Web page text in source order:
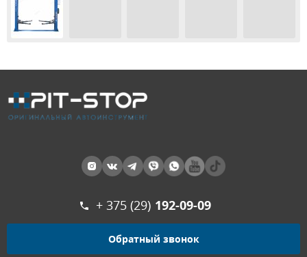
+ 375 (29) 192-09-09
Обратный звонок